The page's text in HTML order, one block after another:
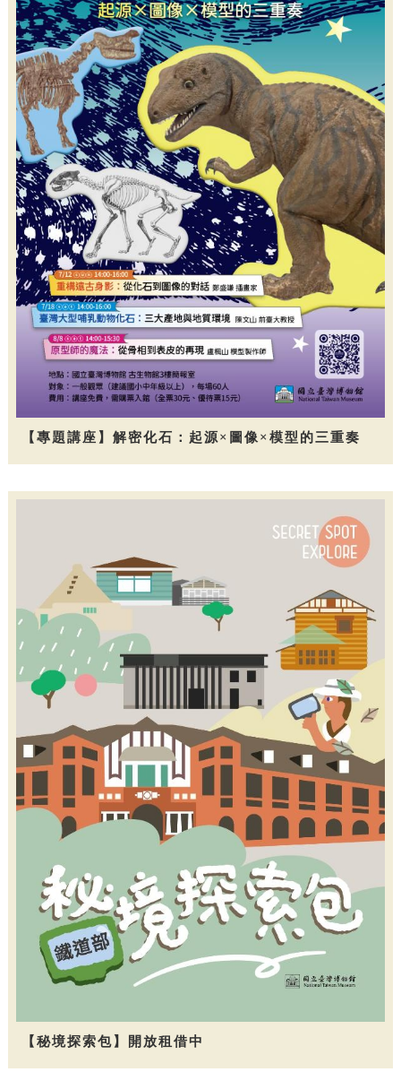
【專題講座】解密化石：起源×圖像×模型的三重奏
【秘境探索包】開放租借中